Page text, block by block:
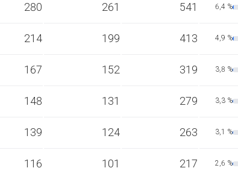
280 261 541 6,4 %
214 199 413 4,9 %
167 152 319 3,8 %
148 131 279 3,3 %
139 124 263 3,1 %
116 101 217 2,6 %